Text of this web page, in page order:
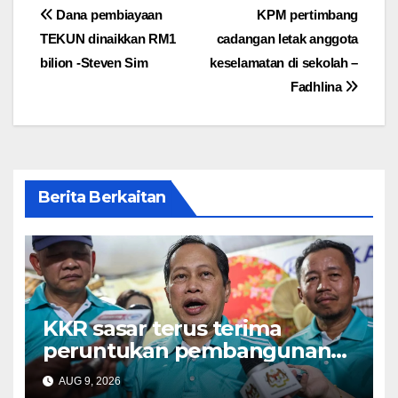
Post
navigation
KPM pertimbang
cadangan letak anggota
keselamatan di sekolah –
Fadhlina
Dana pembiayaan
TEKUN dinaikkan RM1
bilion -Steven Sim
Berita Berkaitan
KKR sasar terus terima
peruntukan pembangunan
tertinggi dalam Belanjawan
AUG 9, 2026